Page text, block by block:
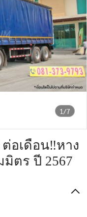
1/7
ต่อเดือน‼️หาง
ตร ปี 2567